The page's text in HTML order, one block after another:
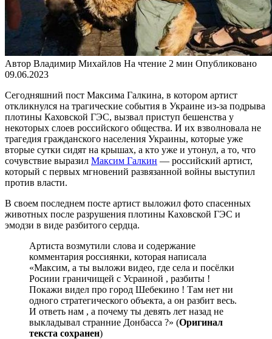
Автор Владимир Михайлов На чтение 2 мин Опубликовано
09.06.2023
Сегодняшний пост Максима Галкина, в котором артист
откликнулся на трагические события в Украине из-за подрыва
плотины Каховской ГЭС, вызвал приступ бешенства у
некоторых слоев российского общества. И их взволновала не
трагедия гражданского населения Украины, которые уже
вторые сутки сидят на крышах, а кто уже и утонул, а то, что
сочувствие выразил Максим Галкин — российский артист,
который с первых мгновений развязанной войны выступил
против власти.
В своем последнем посте артист выложил фото спасенных
животных после разрушения плотины Каховской ГЭС и
эмодзи в виде разбитого сердца.
Артиста возмутили слова и содержание
комментария россиянки, которая написала
«Максим, а ты выложи видео, где села и посёлки
Росиии граничищей с Усраиной , разбиты !
Покажи видел про город Шебекино ! Там нет ни
одного стратегического объекта, а он разбит весь.
И ответь нам , а почему ты девять лет назад не
выкладывал странние Донбасса ?» (Оригинал
текста сохранен)